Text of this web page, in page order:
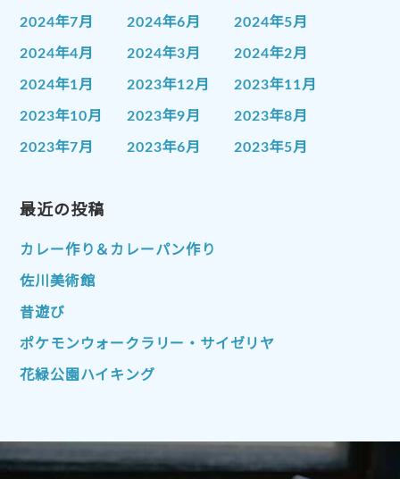
2024年7月 2024年6月 2024年5月
2024年4月 2024年3月 2024年2月
2024年1月 2023年12月 2023年11月
2023年10月 2023年9月 2023年8月
2023年7月 2023年6月 2023年5月
2023年1月
2022年10月 2022年9月
2022年7月
2022年4月
2022年1月 2021年12月 2021年11月
2021年10月 2021年9月
2021年1月 2020年12月 2020年11月
最近の投稿
カレー作り＆カレーパン作り
佐川美術館
昔遊び
ポケモンウォークラリー・サイゼリヤ
花緑公園ハイキング